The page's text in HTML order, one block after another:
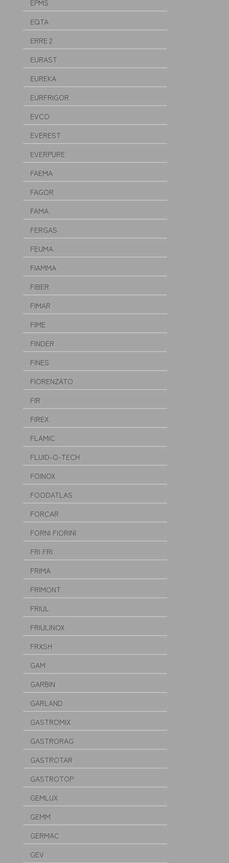
EPMS
EQTA
ERRE 2
EURAST
EUREKA
EURFRIGOR
EVCO
EVEREST
EVERPURE
FAEMA
FAGOR
FAMA
FERGAS
FEUMA
FIAMMA
FIBER
FIMAR
FIME
FINDER
FINES
FIORENZATO
FIR
FIREX
FLAMIC
FLUID-O-TECH
FOINOX
FOODATLAS
FORCAR
FORNI FIORINI
FRI FRI
FRIMA
FRIMONT
FRIUL
FRIULINOX
FRXSH
GAM
GARBIN
GARLAND
GASTROMIX
GASTRORAG
GASTROTAR
GASTROTOP
GEMLUX
GEMM
GERMAC
GEV